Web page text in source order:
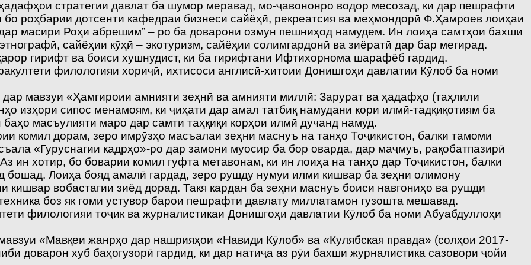
стратегии давлат ба шумор меравад, мо-ҷавононро водор месозад, ки дар пешрафти
роҳбарии дотсенти кафедраи бизнеси сайёҳӣ, рекреатсия ва меҳмондорӣ Ф.Ҳамроев лоиҳаи
масири Роҳи абрешим” – ро ба доварони озмун пешниҳод намудем. Ин лоиҳа самтҳои бахши
сайёҳии кӯҳӣ – экотуризм, сайёҳии солимгардонӣ ва зиёратӣ дар бар мегирад.
гирифт ва боиси хушнудист, ки ба гирифтани Ифтихорнома шарафёб гардид.
филологияи хориҷӣ, ихтисоси англисӣ-хитоии Донишгоҳи давлатии Кӯлоб ба номи
мавзуи «Ҳамгироии амнияти зеҳнӣ ва амнияти миллӣ: Зарурат ва ҳадафҳо (таҳлили
изҳори сипос менамоям, ки ҷиҳати дар амал татбиқ намудани кори илмӣ-тадқиқотиям ба
масъулияти маро дар самти таҳқиқи корҳои илмӣ дучанд намуд.
комил дорам, зеро имрӯзҳо масъалаи зеҳни маснуъ на танҳо Тоҷикистон, балки тамоми
«Гуруснагии кадрҳо»-ро дар замони муосир ба бор оварда, дар маҷмуъ, рақобатпазирӣ
ин хотир, бо боварии комил гуфта метавонам, ки ин лоиҳа на танҳо дар Тоҷикистон, балки
бошад. Лоиҳа бояд амалӣ гардад, зеро рушду нумуи илми кишвар ба зеҳни олимону
кишвар вобастагии зиёд дорад. Такя кардан ба зеҳни маснуъ боиси навгониҳо ва рушди
боз як гоми устувор барои пешрафти давлату миллатамон гузошта мешавад.
филологияи тоҷик ва журналистикаи Донишгоҳи давлатии Кӯлоб ба номи Абуабдуллоҳи
«Мавқеи жанрҳо дар нашрияҳои «Навиди Кӯлоб» ва «Кулябская правда» (солҳои 2017-
доварон хуб баҳогузорӣ гардид, ки дар натиҷа аз рӯи бахши журналистика сазовори ҷойи